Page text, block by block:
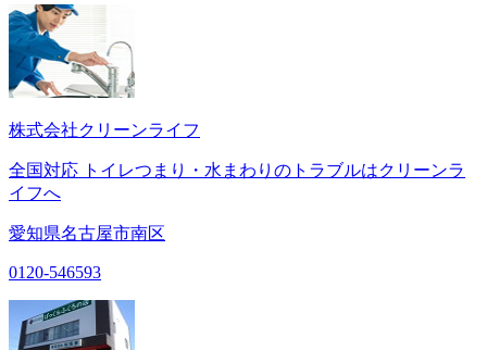
株式会社クリーンライフ
全国対応 トイレつまり・水まわりのトラブルはクリーンラ
イフへ
愛知県名古屋市南区
0120-546593